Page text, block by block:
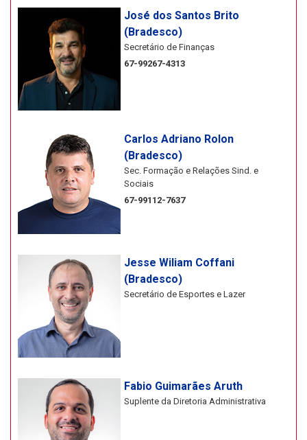
José dos Santos Brito
(Bradesco)
Secretário de Finanças
67-99267-4313
Carlos Adriano Rolon
(Bradesco)
Sec. Formação e Relações Sind. e
Sociais
67-99112-7637
Jesse Wiliam Coffani
(Bradesco)
Secretário de Esportes e Lazer
Fabio Guimarães Aruth
Suplente da Diretoria Administrativa